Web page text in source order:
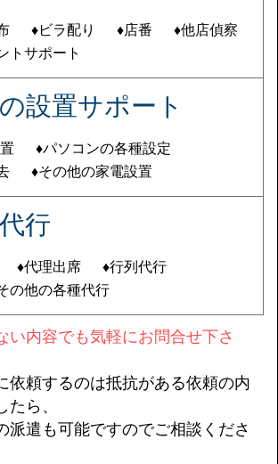
♦ビラ配り ♦店番
♦他店偵察
トサポート
設置サポート
♦パソコンの各種設定
♦その他の家電設置
行
♦代理出席
♦行列代行
の他の各種代行
い内容でも気軽にお問合せ下さ
依頼するのは抵抗がある依頼の内
ら、
派遣も可能ですのでご相談くださ